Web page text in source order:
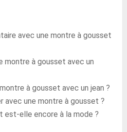
avec une montre à gousset
montre à gousset avec un
à gousset avec un jean ?
avec une montre à gousset ?
est-elle encore à la mode ?